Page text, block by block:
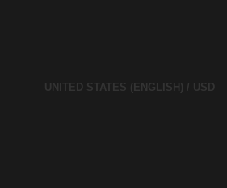
UNITED STATES (ENGLISH) / USD